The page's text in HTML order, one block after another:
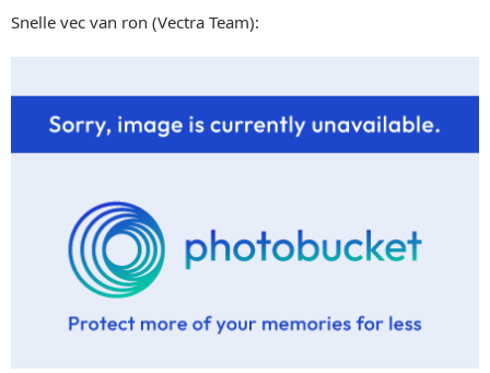
Snelle vec van ron (Vectra Team):